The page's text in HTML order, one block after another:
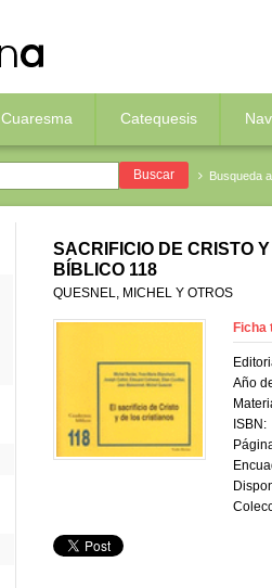
Cuaresma Catequesis
Busqueda
SACRIFICIO DE CRISTO
BÍBLICO 118
QUESNEL, MICHEL Y OTROS
Ficha
Año
ISBN: